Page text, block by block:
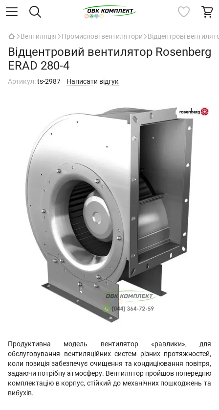
Вентиляція Промислові вентилятори Відцентрові
Відцентровий вентилятор Rosenberg
ERAD 280-4
Артикул:ts-2987 Написати відгук
Продуктивна модель вентилятор «равлики», для
обслуговування вентиляційних систем різних протяжностей,
коли позиція забезпечує очищення та кондиціювання повітря,
задаючи потрібну атмосферу. Вентилятор пройшов попередню
комплектацію в корпус, стійкий до механічних пошкоджень та
вибухів.